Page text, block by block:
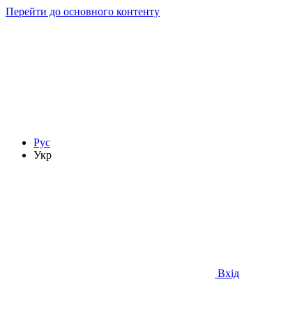
Перейти до основного контенту
Рус
Укр
Вхід